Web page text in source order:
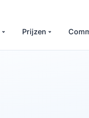
Prijzen